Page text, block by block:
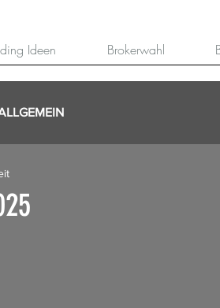
Ideen Brokerwahl